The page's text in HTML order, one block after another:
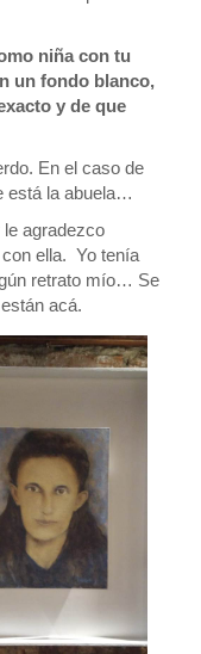
niña con tu
un fondo blanco,
y de que
En el caso de
está la abuela…
agradezco
ella. Yo tenía
retrato mío… Se
acá.